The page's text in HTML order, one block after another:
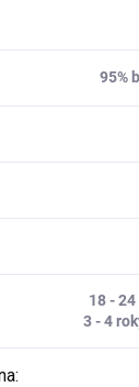
95%
18 -
3 - 4
: